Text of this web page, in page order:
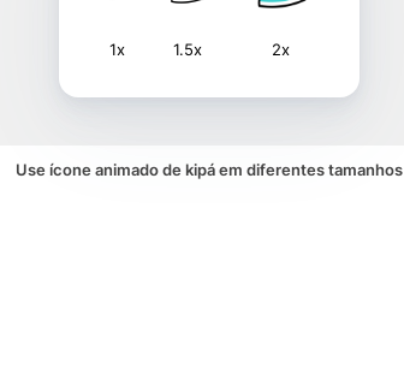
1x 1.5x 2x
Use ícone animado de kipá em diferentes tamanhos